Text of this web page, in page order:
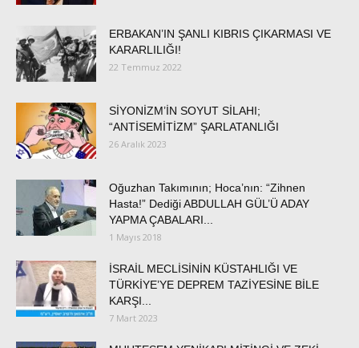
ERBAKAN’IN ŞANLI KIBRIS ÇIKARMASI VE
KARARLILIĞI!
22 Temmuz 2022
SİYONİZM’İN SOYUT SİLAHI;
“ANTİSEMİTİZM” ŞARLATANLIĞI
26 Aralık 2023
Oğuzhan Takımının; Hoca’nın: “Zihnen
Hasta!” Dediği ABDULLAH GÜL’Ü ADAY
YAPMA ÇABALARI...
1 Mayıs 2018
İSRAİL MECLİSİNİN KÜSTAHLIĞI VE
TÜRKİYE’YE DEPREM TAZİYESİNE BİLE
KARŞI...
7 Mart 2023